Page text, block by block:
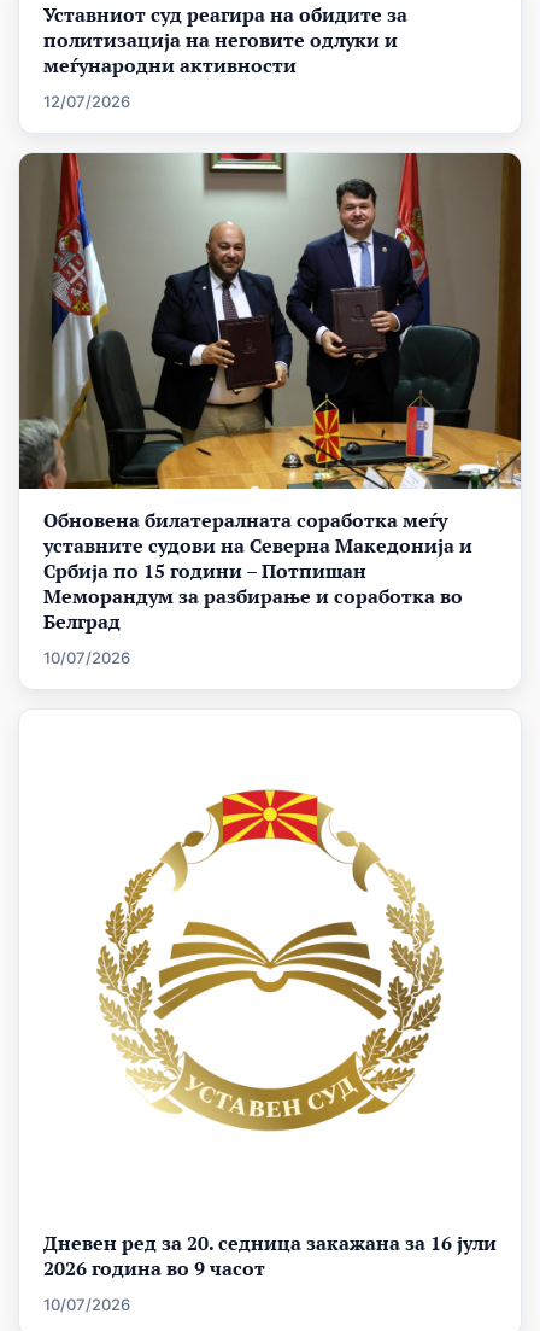
Уставниот суд реагира на обидите за
политизација на неговите одлуки и
меѓународни активности
12/07/2026
Обновена билатералната соработка меѓу
уставните судови на Северна Македонија и
Србија по 15 години – Потпишан
Меморандум за разбирање и соработка во
Белград
10/07/2026
Дневен ред за 20. седница закажана за 16 јули
2026 година во 9 часот
10/07/2026